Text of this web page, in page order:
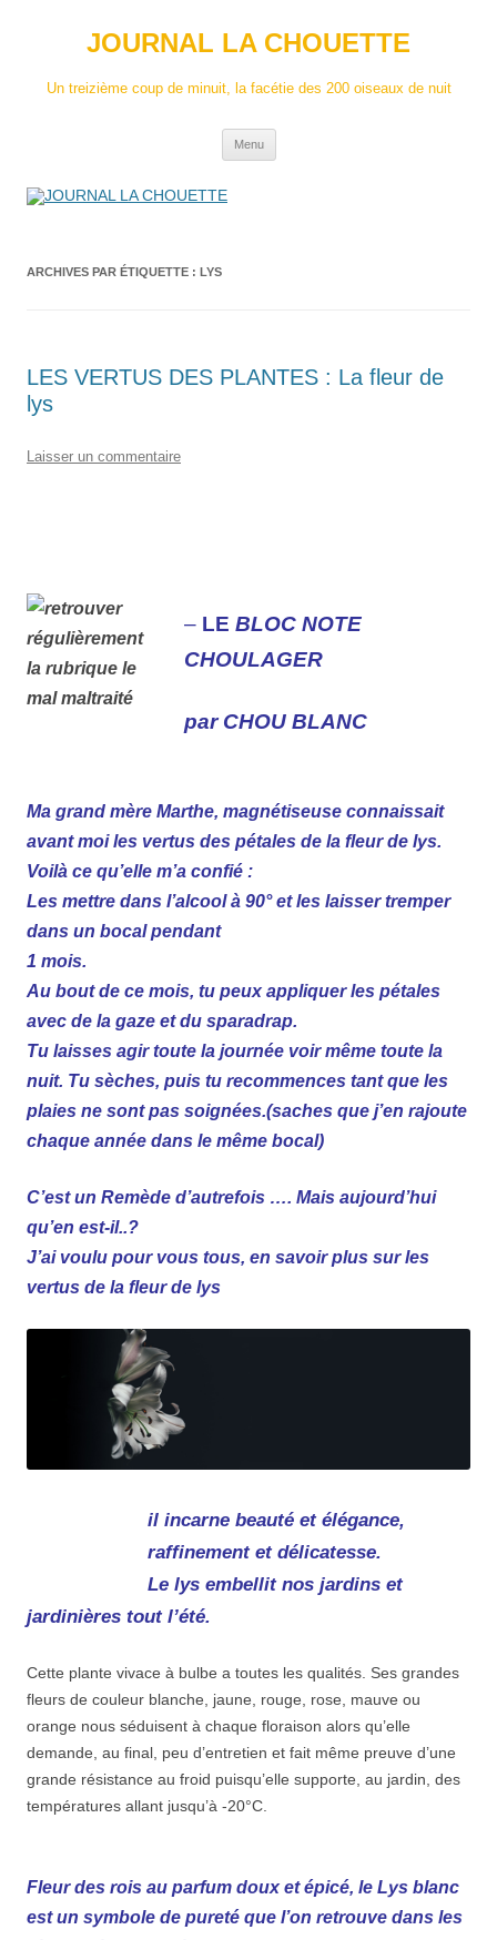
JOURNAL LA CHOUETTE
Un treizième coup de minuit, la facétie des 200 oiseaux de nuit
Menu
ARCHIVES PAR ÉTIQUETTE : LYS
LES VERTUS DES PLANTES : La fleur de
lys
Laisser un commentaire
– LE BLOC NOTE
CHOULAGER
par CHOU BLANC
Ma grand mère Marthe, magnétiseuse connaissait
avant moi les vertus des pétales de la fleur de lys.
Voilà ce qu’elle m’a confié :
Les mettre dans l’alcool à 90° et les laisser tremper
dans un bocal pendant
1 mois.
Au bout de ce mois, tu peux appliquer les pétales
avec de la gaze et du sparadrap.
Tu laisses agir toute la journée voir même toute la
nuit. Tu sèches, puis tu recommences tant que les
plaies ne sont pas soignées.(saches que j’en rajoute
chaque année dans le même bocal)
C’est un Remède d’autrefois …. Mais aujourd’hui
qu’en est-il..?
J’ai voulu pour vous tous, en savoir plus sur les
vertus de la fleur de lys
il incarne beauté et élégance,
raffinement et délicatesse.
Le lys embellit nos jardins et
jardinières tout l’été.
Cette plante vivace à bulbe a toutes les qualités. Ses grandes
fleurs de couleur blanche, jaune, rouge, rose, mauve ou
orange nous séduisent à chaque floraison alors qu’elle
demande, au final, peu d’entretien et fait même preuve d’une
grande résistance au froid puisqu’elle supporte, au jardin, des
températures allant jusqu’à -20°C.
Fleur des rois au parfum doux et épicé, le Lys blanc
est un symbole de pureté que l’on retrouve dans les